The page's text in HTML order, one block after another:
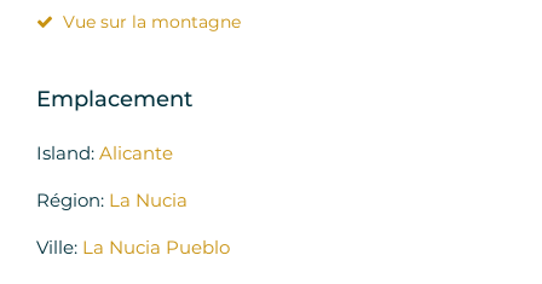
Vue sur la montagne
Emplacement
Island: Alicante
Région: La Nucia
Ville: La Nucia Pueblo